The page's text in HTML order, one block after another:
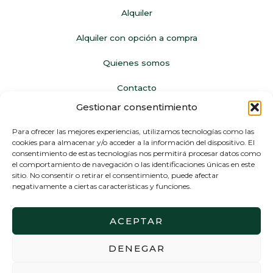
Gestionar consentimiento
Para ofrecer las mejores experiencias, utilizamos tecnologías como las
cookies para almacenar y/o acceder a la información del dispositivo. El
consentimiento de estas tecnologías nos permitirá procesar datos como
el comportamiento de navegación o las identificaciones únicas en este
sitio. No consentir o retirar el consentimiento, puede afectar
negativamente a ciertas características y funciones.
ACEPTAR
DENEGAR
Alquiler
Alquiler con opción a compra
Quienes somos
Contacto
Política de privacidad
Aviso legal
Recuperación, Transformación y Resiliencia de España «Next